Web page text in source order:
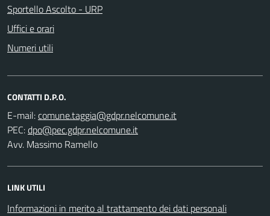
Sportello Ascolto - URP
Uffici e orari
Numeri utili
CONTATTI D.P.O.
E-mail:
PEC:
Avv. Massimo Ramello
LINK UTILI
Informazioni in merito al trattamento dei dati personali